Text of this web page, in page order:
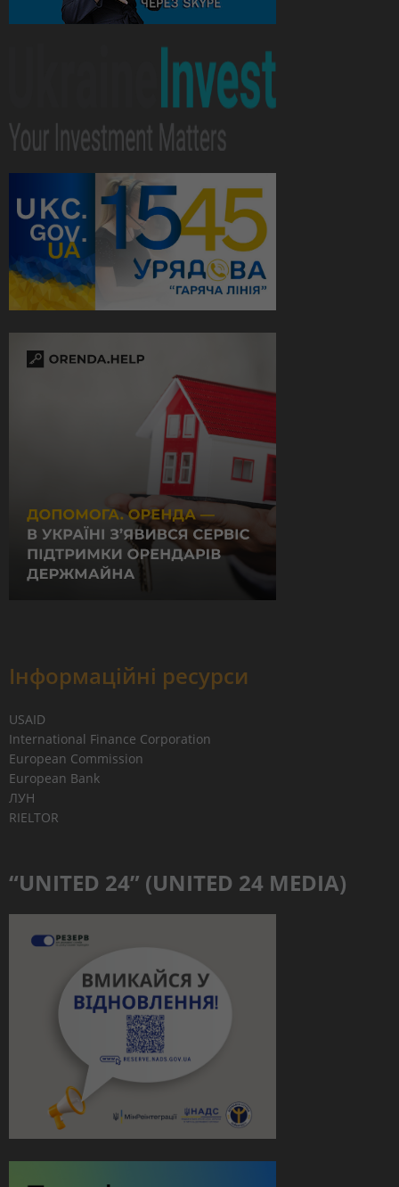
Інформаційні ресурси
USAID
International Finance Corporation
European Commission
European Bank
ЛУН
RIELTOR
“UNITED 24” (UNITED 24 MEDIA)